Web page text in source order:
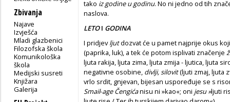
Zbivanja
Najave
Izvješća
Mladi glazbenici
Filozofska škola
Komunikološka
škola
Medijski susreti
Knjižara
Galerija
tako iz godine u godinu. No ni jedno od tih
naslova.
LETOI GODINA
I pridjevljutdozvat će u pamet najprije okus
(paprika, luk), a tek će potom isplivati značenje
ljuta rakija, ljuta zima, ljuta zmija - ljutica, ljuta
negativne osobine, divlji, silovit(ljuti zmaj, ljuta
vrlo srdit, gnjevan, bijesan uspoređuje se s
Smail-age Čengićanisu ni »kao«; oni jesu »ljuti